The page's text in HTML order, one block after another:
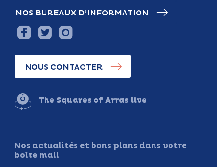
NOS BUREAUX D’INFORMATION
NOUS CONTACTER
The Squares of Arras live
Nos actualités et bons plans dans votre
boîte mail